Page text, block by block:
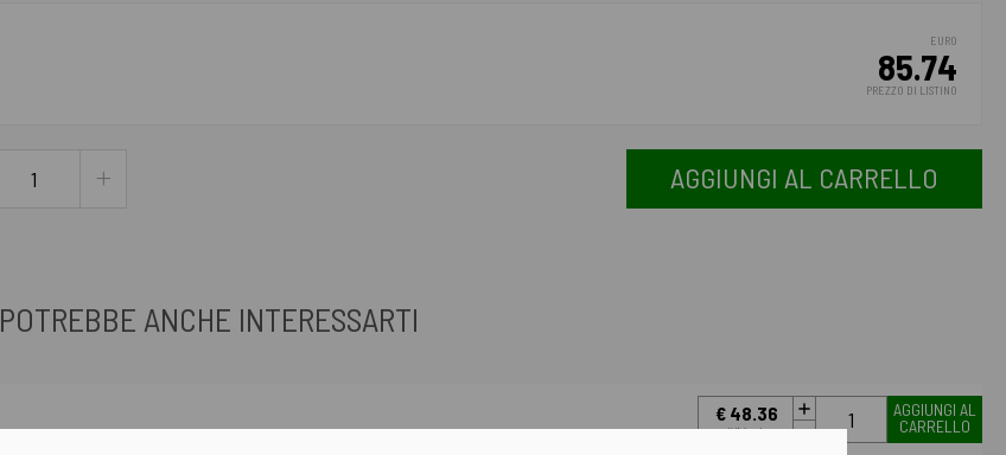
EURO
85.74
PREZZO DI LISTINO
AGGIUNGI AL CARRELLO
POTREBBE ANCHE INTERESSARTI
€ 48.36
IVA incl.
AGGIUNGI AL
CARRELLO